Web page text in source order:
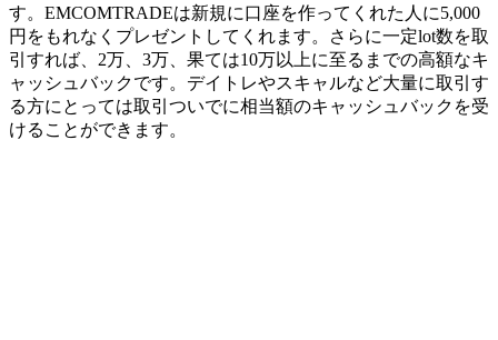
す。EMCOMTRADEは新規に口座を作ってくれた人に5,000
円をもれなくプレゼントしてくれます。さらに一定lot数を取
引すれば、2万、3万、果ては10万以上に至るまでの高額なキ
ャッシュバックです。デイトレやスキャルなど大量に取引す
る方にとっては取引ついでに相当額のキャッシュバックを受
けることができます。